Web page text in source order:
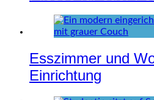
Esszimmer und
Einrichtung